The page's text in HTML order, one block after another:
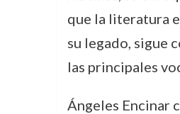
que la literatura
su legado, sigue
las principales
Ángeles Encinar